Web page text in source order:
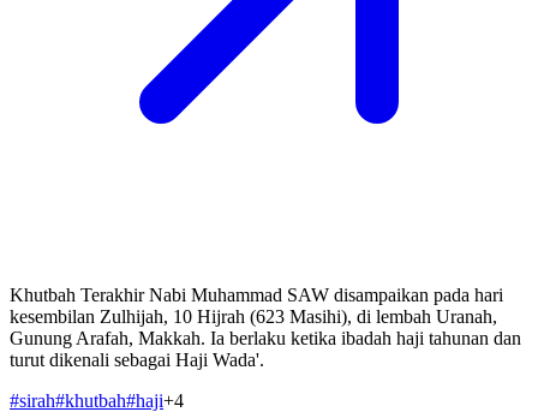
Khutbah Terakhir Nabi Muhammad SAW disampaikan pada hari
kesembilan Zulhijah, 10 Hijrah (623 Masihi), di lembah Uranah,
Gunung Arafah, Makkah. Ia berlaku ketika ibadah haji tahunan dan
turut dikenali sebagai Haji Wada'.
#sirah#khutbah#haji+4